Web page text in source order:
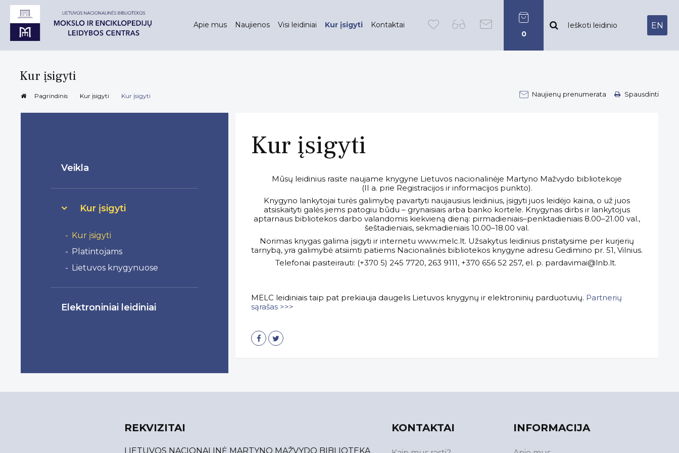
0
EN
Apie mus Naujienos Visi leidiniai Kur įsigyti(current)
Kontaktai
Kur įsigyti
Pagrindinis Kur įsigyti Kur įsigyti Naujienų prenumerata Spausdinti
Veikla
Kur įsigyti
Kur įsigyti
Platintojams
Lietuvos knygynuose
Elektroniniai leidiniai
Kur įsigyti
Mūsų leidinius rasite naujame knygyne Lietuvos nacionalinėje Martyno Mažvydo bibliotekoje
(II a. prie Registracijos ir informacijos punkto).
Knygyno lankytojai turės galimybę pavartyti naujausius leidinius, įsigyti juos leidėjo kaina, o už juos
atsiskaityti galės jiems patogiu būdu – grynaisiais arba banko kortele. Knygynas dirbs ir lankytojus
aptarnaus bibliotekos darbo valandomis kiekvieną dieną: pirmadieniais–penktadieniais 8.00–21.00 val.,
šeštadieniais, sekmadieniais 10.00–18.00 val.
Norimas knygas galima įsigyti ir internetu www.melc.lt. Užsakytus leidinius pristatysime per kurjerių
tarnybą, yra galimybė atsiimti patiems Nacionalinės bibliotekos knygyne adresu Gedimino pr. 51, Vilnius.
Telefonai pasiteirauti: (+370 5) 245 7720, 263 9111, +370 656 52 257, el. p. pardavimai@lnb.lt.
MELC leidiniais taip pat prekiauja daugelis Lietuvos knygynų ir elektroninių parduotuvių. Partnerių
sąrašas >>>
REKVIZITAI
LIETUVOS NACIONALINĖ MARTYNO MAŽVYDO BIBLIOTEKA
KONTAKTAI INFORMACIJA